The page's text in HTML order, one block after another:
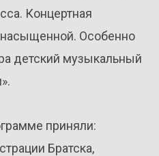
Концертная
Особенно
детский музыкальный
приняли:
Братска,